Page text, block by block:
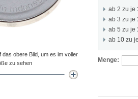
ab 2 zu je
ab 3 zu je
ab 5 zu je
ab 10 zu
Menge:
das obere Bild, um es im voller
zu sehen